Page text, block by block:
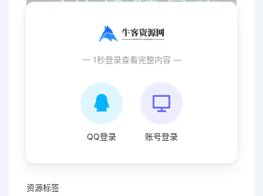
— 1秒登录查看完整内容 —
QQ登录 账号登录
资源标签